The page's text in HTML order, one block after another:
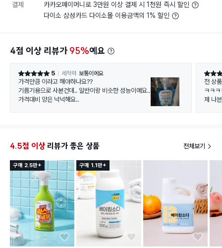
결제
카카오페이머니로 3만원 이상 결제 시 1천원 즉시 할인
다이소 삼성카드 다이소몰 이용금액의 1% 할인
4점 이상 리뷰가 95%예요
별점 5점 5 세척력 보통이에요
가격만큼 이라고 해야하나요??
기름기용으로 사본건데.. 일반이랑 비슷한 성능이예요..
가격대비 양은 넉넉해요..
별점 5
전 상
ㅋㅋ
제 나
4.5점 이상 리뷰가 좋은 상품 전체보기
구매 2.5만+ 구매 1.1만+